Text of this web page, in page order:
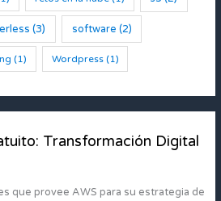
(3) software (2)
(1) Wordpress(1)
Transformación Digital
que provee AWS para su estrategia de